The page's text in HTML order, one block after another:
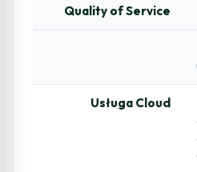
Quality of Service
Usługa Cloud